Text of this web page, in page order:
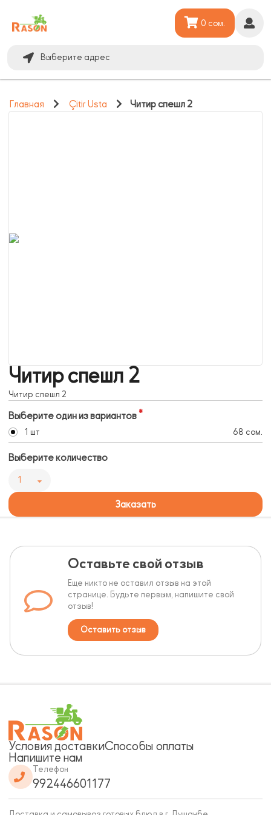
Выберите адрес
0 сом.
Главная Çitir Usta Читир спешл 2
Читир спешл 2
Читир спешл 2
Выберите один из вариантов
1 шт 68 сом.
Выберите количество
1
Заказать
Оставьте свой отзыв
Еще никто не оставил отзыв на этой
странице. Будьте первым, напишите свой
отзыв!
Оставить отзыв
Условия доставкиСпособы оплаты
Напишите нам
Телефон
992446601177